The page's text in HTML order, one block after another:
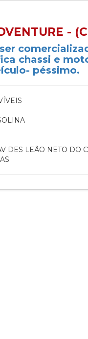
-
chassi e
péssimo.
DES LEÃO NETO DO